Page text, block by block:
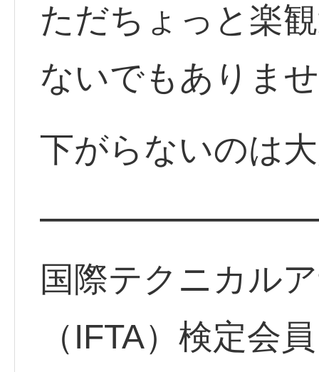
ただちょっと楽
ないでもありま
下がらないのは
国際テクニカル
（IFTA）検定会員